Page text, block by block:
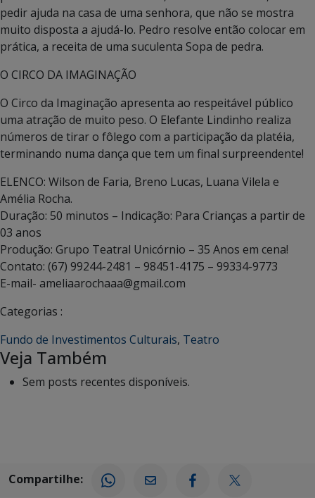
pedir ajuda na casa de uma senhora, que não se mostra
muito disposta a ajudá-lo. Pedro resolve então colocar em
prática, a receita de uma suculenta Sopa de pedra.
O CIRCO DA IMAGINAÇÃO
O Circo da Imaginação apresenta ao respeitável público
uma atração de muito peso. O Elefante Lindinho realiza
números de tirar o fôlego com a participação da platéia,
terminando numa dança que tem um final surpreendente!
ELENCO: Wilson de Faria, Breno Lucas, Luana Vilela e
Amélia Rocha.
Duração: 50 minutos – Indicação: Para Crianças a partir de
03 anos
Produção: Grupo Teatral Unicórnio – 35 Anos em cena!
Contato: (67) 99244-2481 – 98451-4175 – 99334-9773
E-mail- ameliaarochaaa@gmail.com
Categorias :
Fundo de Investimentos Culturais, Teatro
Veja Também
Sem posts recentes disponíveis.
Compartilhe: